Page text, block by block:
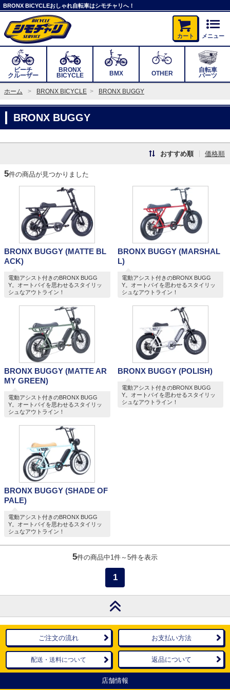
BRONX BICYCLEおしゃれ自転車はシモチャリへ！
カート メニュー
ビーチ
クルーザー
BRONX
BICYCLE BMX OTHER 自転車
パーツ
ホーム BRONX BICYCLE BRONX BUGGY
BRONX BUGGY
おすすめ順 価格順
5件の商品が見つかりました
BRONX BUGGY (MATTE BL
ACK)
電動アシスト付きのBRONX BUGG
Y。オートバイを思わせるスタイリッ
シュなアウトライン！
BRONX BUGGY (MARSHAL
L)
電動アシスト付きのBRONX BUGG
Y。オートバイを思わせるスタイリッ
シュなアウトライン！
BRONX BUGGY (MATTE AR
MY GREEN)
電動アシスト付きのBRONX BUGG
Y。オートバイを思わせるスタイリッ
シュなアウトライン！
BRONX BUGGY (POLISH)
電動アシスト付きのBRONX BUGG
Y。オートバイを思わせるスタイリッ
シュなアウトライン！
BRONX BUGGY (SHADE OF
PALE)
電動アシスト付きのBRONX BUGG
Y。オートバイを思わせるスタイリッ
シュなアウトライン！
5件の商品中1件～5件を表示
1
ご注文の流れ お支払い方法
配送・送料について 返品について
店舗情報